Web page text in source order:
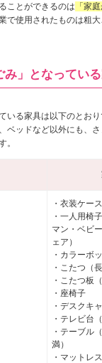
ことができるのは 「家
で使用されたものは粗
み」となってい
いる家具は以下のとおり
ベッドなど以外にも、
。
・衣装ケー
・一人用椅
マン・ベビ
ェア）
・カラーボ
・こたつ（
・こたつ板
・座椅子
・デスクキ
・テレビ台
・テーブル
満）
・マットレ